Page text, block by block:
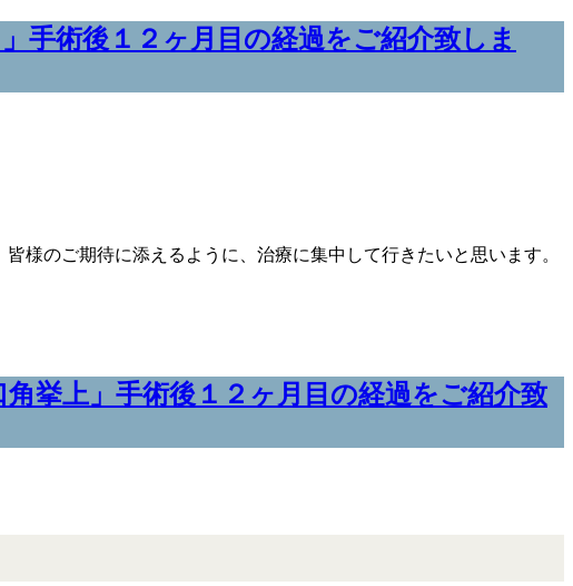
手術後１２ヶ月目の経過をご紹介致しま
様のご期待に添えるように、治療に集中して行きたいと思います。
挙上」手術後１２ヶ月目の経過をご紹介致